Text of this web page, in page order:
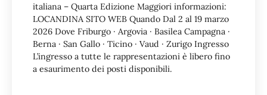
italiana – Quarta Edizione Maggiori informazioni:
LOCANDINA SITO WEB Quando Dal 2 al 19 marzo
2026 Dove Friburgo · Argovia · Basilea Campagna ·
Berna · San Gallo · Ticino · Vaud · Zurigo Ingresso
L’ingresso a tutte le rappresentazioni è libero fino
a esaurimento dei posti disponibili.